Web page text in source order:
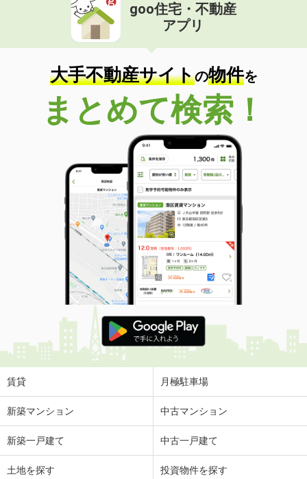
goo住宅・不動産
アプリ
大手不動産サイトの物件を
まとめて検索！
賃貸 月極駐車場
新築マンション 中古マンション
新築一戸建て 中古一戸建て
土地を探す 投資物件を探す